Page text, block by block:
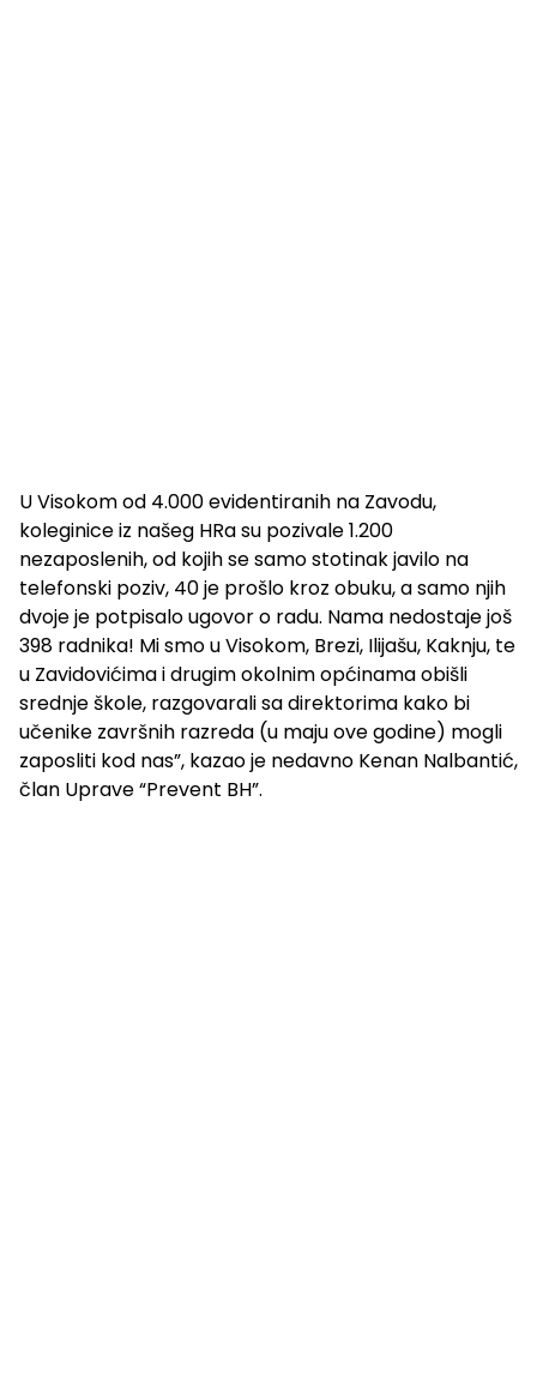
U Visokom od 4.000 evidentiranih na Zavodu,
koleginice iz našeg HRa su pozivale 1.200
nezaposlenih, od kojih se samo stotinak javilo na
telefonski poziv, 40 je prošlo kroz obuku, a samo njih
dvoje je potpisalo ugovor o radu. Nama nedostaje još
398 radnika! Mi smo u Visokom, Brezi, Ilijašu, Kaknju, te
u Zavidovićima i drugim okolnim općinama obišli
srednje škole, razgovarali sa direktorima kako bi
učenike završnih razreda (u maju ove godine) mogli
zaposliti kod nas”, kazao je nedavno Kenan Nalbantić,
član Uprave “Prevent BH”.